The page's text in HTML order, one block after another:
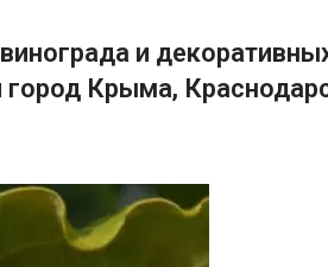
и
Крыма,